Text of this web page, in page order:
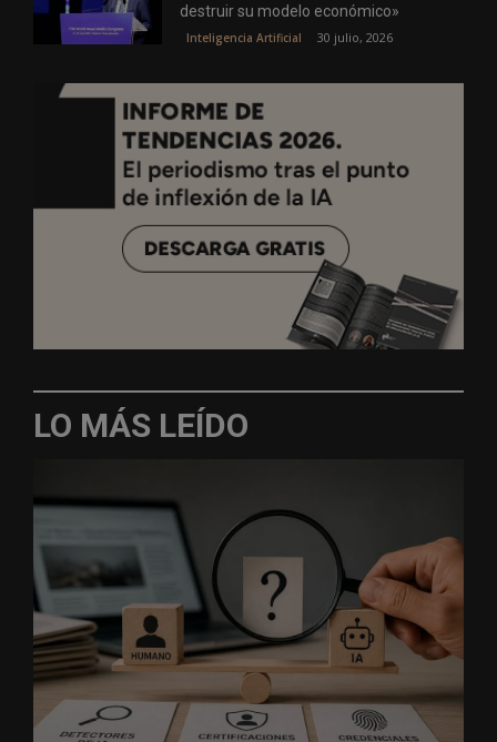
destruir su modelo económico»
Inteligencia Artificial 30 julio, 2026
LO MÁS LEÍDO